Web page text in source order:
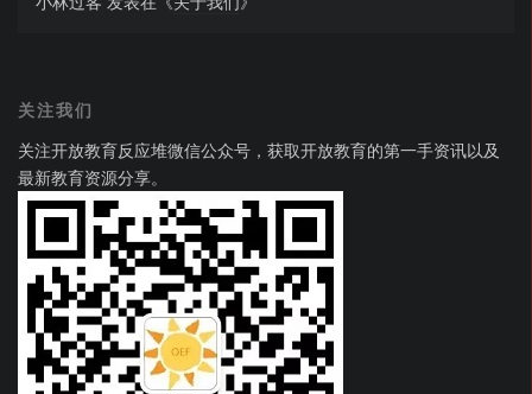
关注我们
关注开放教育反应堆微信公众号，获取开放教育的第一手资讯以及
最新教育资源分享。